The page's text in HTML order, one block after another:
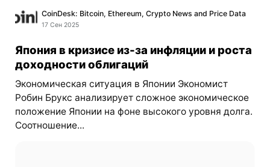
CoinDesk: Bitcoin, Ethereum, Crypto News and Price Data
17 Сен 2025
Япония в кризисе из-за инфляции и роста
доходности облигаций
Экономическая ситуация в Японии Экономист
Робин Брукс анализирует сложное экономическое
положение Японии на фоне высокого уровня долга.
Соотношение...